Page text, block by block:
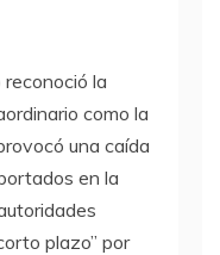
reconoció la
como la
una caída
en la
plazo” por